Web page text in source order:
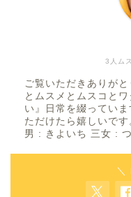
3人ム
ご覧いただきありが
とムスメとムスコと
い』日常を綴ってい
ただけたら嬉しいで
男 : きよいち 三女 :
＼